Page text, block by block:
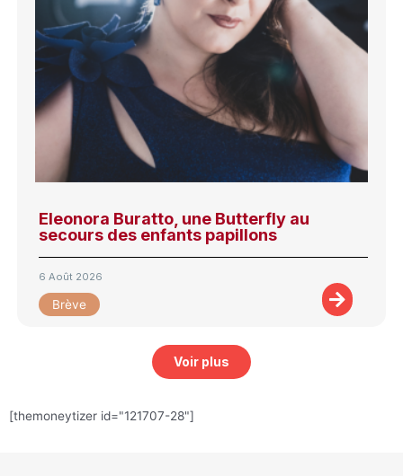
Eleonora Buratto, une Butterfly au
secours des enfants papillons
6 Août 2026
Brève
Voir plus
[themoneytizer id="121707-28"]